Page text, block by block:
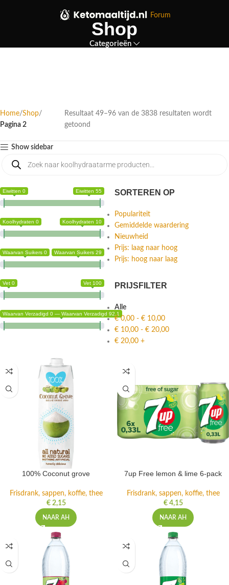
Forum
Shop
Categorieën
Home Shop
Pagina 2
Resultaat 49–96 van de 3838 resultaten wordt
getoond
Show sidebar
Eiwitten 0 Eiwitten 55
Koolhydraten 0 Koolhydraten 10
Waarvan Suikers 0 Waarvan Suikers 29
Vet 0 Vet 100
Waarvan Verzadigd 0 — Waarvan Verzadigd 92.1
SORTEREN OP
Populariteit
Gemiddelde waardering
Nieuwheid
Prijs: laag naar hoog
Prijs: hoog naar laag
PRIJSFILTER
Alle
€0,00 - € 10,00
€ 10,00 - € 20,00
€ 20,00 +
100% Coconut grove
Frisdrank, sappen, koffie, thee
€2,15
NAAR AH
7up Free lemon & lime 6-pack
Frisdrank, sappen, koffie, thee
€4,15
NAAR AH